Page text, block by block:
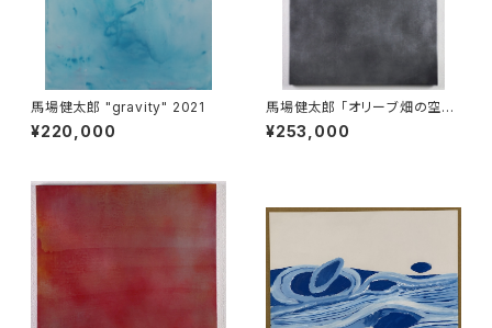
馬場健太郎 "gravity" 2021
¥220,000
馬場健太郎 「オリーブ畑の空」
2009
¥253,000